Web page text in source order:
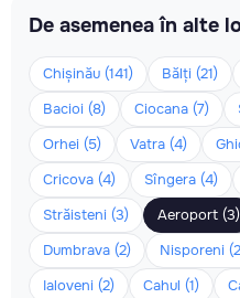
De asemenea în alte
Chișinău (141) Bălți (21)
Bacioi (8)
Ciocana (7)
Orhei (5)
Vatra (4)
Cricova (4)
Sîngera (4)
Străisteni (3)
Aeroport (3)
Dumbrava (2)
Nisporeni
Ialoveni (2)
Cahul (1)